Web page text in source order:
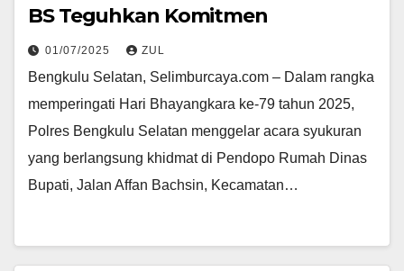
BS Teguhkan Komitmen
01/07/2025 ZUL
Bengkulu Selatan, Selimburcaya.com – Dalam rangka
memperingati Hari Bhayangkara ke-79 tahun 2025,
Polres Bengkulu Selatan menggelar acara syukuran
yang berlangsung khidmat di Pendopo Rumah Dinas
Bupati, Jalan Affan Bachsin, Kecamatan…